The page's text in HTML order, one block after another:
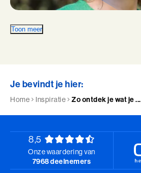
Toon meer
Je bevindt je hier:
Home Inspiratie Zo ontdek je wat je ...
8,5
Onze waardering van
7968 deelnemers